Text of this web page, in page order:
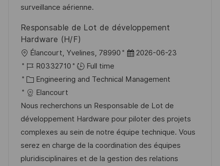
y
surveillance aérienne.
Responsable de Lot de développement
Hardware (H/F)
L
o
c
a
t
i
o
n
Élancourt, Yvelines, 78990
P
s
e
d
D
a
t
2026-06-23
J
o
b
I
d
R0332710
Full time
C
a
t
e
g
o
r
Engineering and Technical Management
Elancourt
Nous recherchons un Responsable de Lot de
développement Hardware pour piloter des projets
complexes au sein de notre équipe technique. Vous
serez en charge de la coordination des équipes
pluridisciplinaires et de la gestion des relations